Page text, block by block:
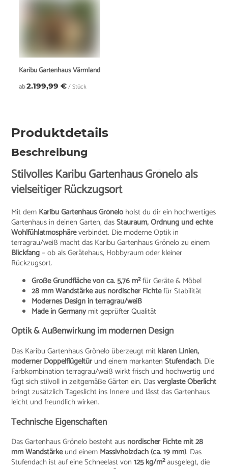
Karibu Gartenhaus Värmland
ab2.199,99 €/ Stück
Produktdetails
Beschreibung
Stilvolles Karibu Gartenhaus Grönelo als
vielseitiger Rückzugsort
Mit dem Karibu Gartenhaus Gröneloholst du dir ein hochwertiges
Gartenhaus in deinen Garten, dasStauraum, Ordnung und echte
Wohlfühlatmosphäreverbindet. Die moderne Optik in
terragrau/weiß macht das Karibu Gartenhaus Grönelo zu einem
Blickfang– ob als Gerätehaus, Hobbyraum oder kleiner
Rückzugsort.
Große Grundfläche von ca. 5,76 m²für Geräte & Möbel
28 mm Wandstärke aus nordischer Fichtefür Stabilität
Modernes Design in terragrau/weiß
Made in Germanymit geprüfter Qualität
Optik & Außenwirkung im modernen Design
Das Karibu Gartenhaus Grönelo überzeugt mit klaren Linien,
moderner Doppelflügeltürund einem markantenStufendach. Die
Farbkombination terragrau/weiß wirkt frisch und hochwertig und
fügt sich stilvoll in zeitgemäße Gärten ein. Dasverglaste Oberlicht
bringt zusätzlich Tageslicht ins Innere und lässt das Gartenhaus
leicht und freundlich wirken.
Technische Eigenschaften
Das Gartenhaus Grönelo besteht aus nordischer Fichte mit 28
mm Wandstärkeund einem Massivholzdach (ca. 19 mm). Das
Stufendach ist auf eine Schneelast von125 kg/m²ausgelegt, die